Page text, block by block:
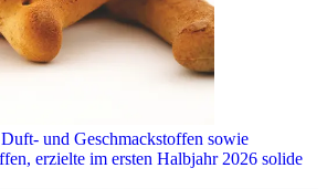
und Geschmackstoffen sowie
erzielte im ersten Halbjahr 2026 solide